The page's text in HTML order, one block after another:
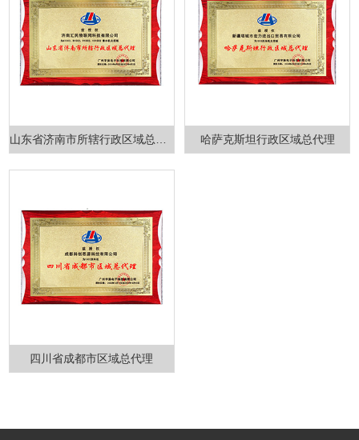
哈萨克斯坦行政区域总代理
四川省成都市区域总代理